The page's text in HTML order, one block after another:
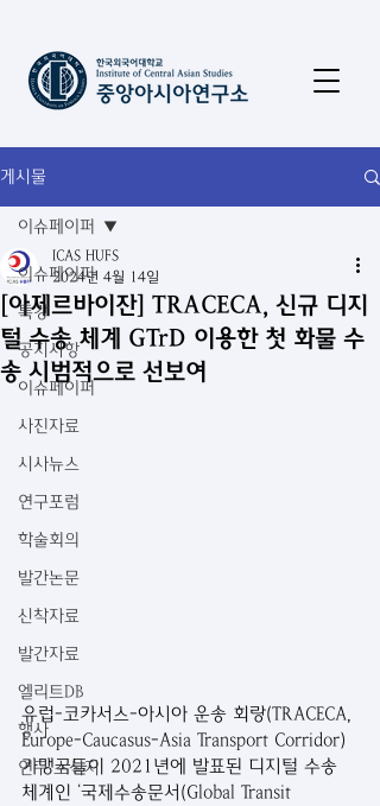
게시물
이슈페이퍼
특강
공지사항
이슈페이퍼
사진자료
시사뉴스
연구포럼
학술회의
발간논문
신착자료
발간자료
엘리트DB
행사
연구 소식지
이슈페이퍼
[아제르바이잔] TRACECA, 신규 디지
털 수송 체계 GTrD 이용한 첫 화물 수
송 시범적으로 선보여
ICAS HUFS
2024년 4월 14일
유럽-코카서스-아시아 운송 회랑(TRACECA,
Europe-Caucasus-Asia Transport Corridor)
가맹국들이 2021년에 발표된 디지털 수송
체계인 ‘국제수송문서(Global Transit